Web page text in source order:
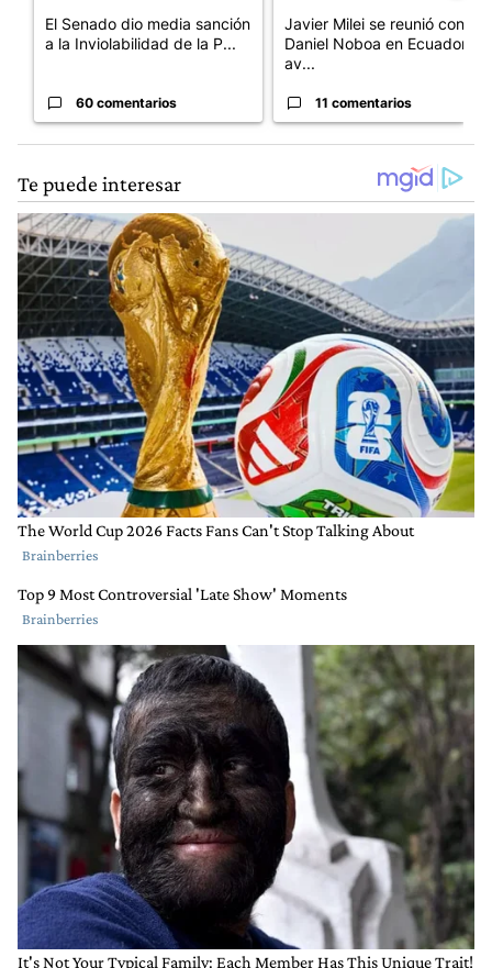
El Senado dio media sanción
a la Inviolabilidad de la P...
60 comentarios
Javier Milei se reunió con
Daniel Noboa en Ecuador y
av...
11 comentarios